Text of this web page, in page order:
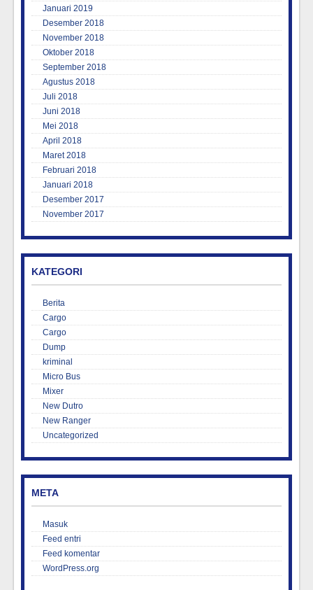
Januari 2019
Desember 2018
November 2018
Oktober 2018
September 2018
Agustus 2018
Juli 2018
Juni 2018
Mei 2018
April 2018
Maret 2018
Februari 2018
Januari 2018
Desember 2017
November 2017
KATEGORI
Berita
Cargo
Cargo
Dump
kriminal
Micro Bus
Mixer
New Dutro
New Ranger
Uncategorized
META
Masuk
Feed entri
Feed komentar
WordPress.org